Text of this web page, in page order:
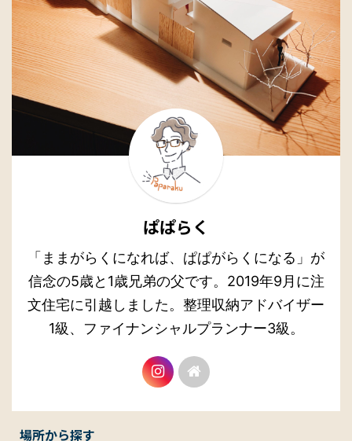
ぱぱらく
が信念の5歳と1歳兄弟の父です。2019年9月
に注文住宅に引越しました。整理収納アドバ
イザー1級、ファイナンシャルプランナー3